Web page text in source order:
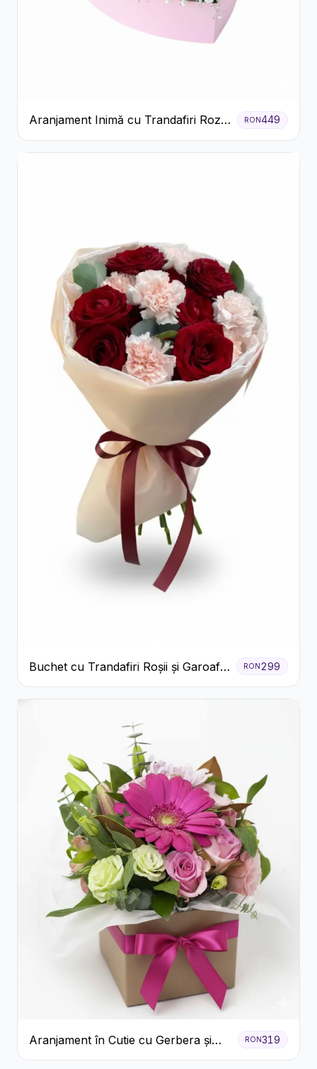
Aranjament Inimă cu Trandafiri Roz
și Gypsophila Albă
RON449
Buchet cu Trandafiri Roșii și Garoafe
Roz Pal
RON 299
Aranjament în Cutie cu Gerbera și
Trandafiri Roz
RON319